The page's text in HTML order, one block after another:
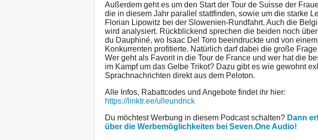
Außerdem geht es um den Start der Tour de Suisse der
die in diesem Jahr parallel stattfinden, sowie um die starke
Florian Lipowitz bei der Slowenien-Rundfahrt. Auch die
wird analysiert. Rückblickend sprechen die beiden noch
du Dauphiné, wo Isaac Del Toro beeindruckte und von
Konkurrenten profitierte. Natürlich darf dabei die große
Wer geht als Favorit in die Tour de France und wer hat die
im Kampf um das Gelbe Trikot? Dazu gibt es wie gewohnt
Sprachnachrichten direkt aus dem Peloton.
Alle Infos, Rabattcodes und Angebote findet ihr hier:
https://linktr.ee/ulleundrick
Du möchtest Werbung in diesem Podcast schalten? Dann
über die Werbemöglichkeiten bei Seven.One Audio!